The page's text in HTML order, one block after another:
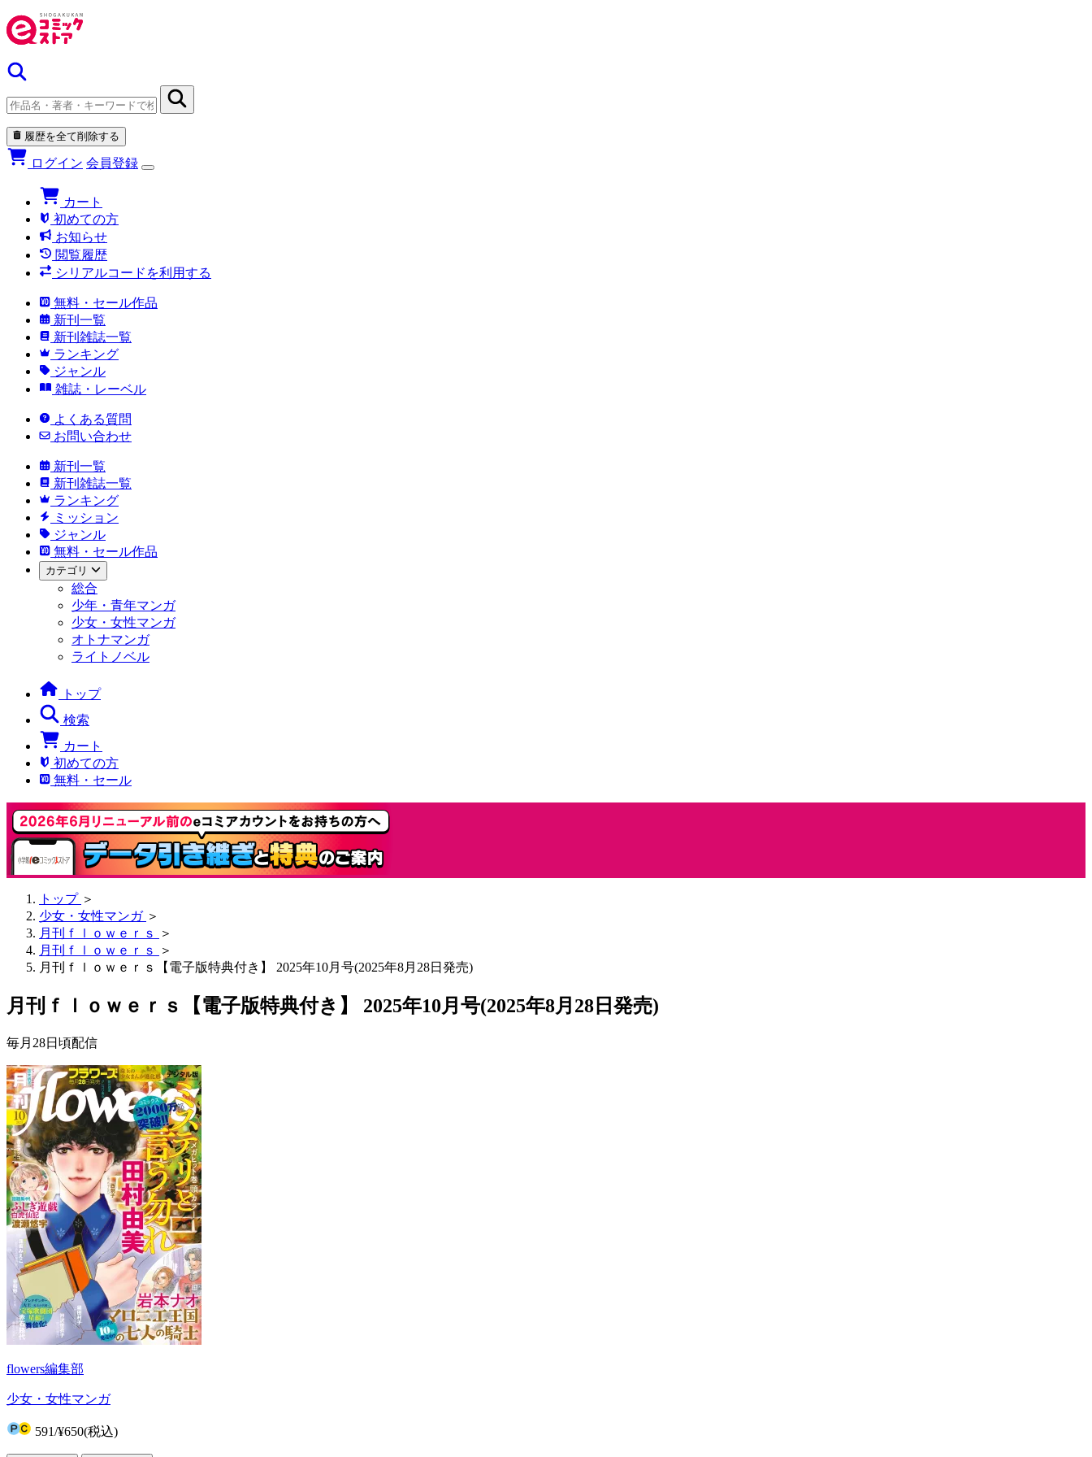
履歴を全て削除する
ログイン 会員登録
カート
初めての方
お知らせ
閲覧履歴
シリアルコードを利用する
無料・セール作品
新刊一覧
新刊雑誌一覧
ランキング
ジャンル
雑誌・レーベル
よくある質問
お問い合わせ
新刊一覧
新刊雑誌一覧
ランキング
ミッション
ジャンル
無料・セール作品
カテゴリ
総合
少年・青年マンガ
少女・女性マンガ
オトナマンガ
ライトノベル
トップ
検索
カート
初めての方
無料・セール
トップ ＞
少女・女性マンガ ＞
月刊ｆｌｏｗｅｒｓ
＞
月刊ｆｌｏｗｅｒｓ
＞
月刊ｆｌｏｗｅｒｓ【電子版特典付き】 2025年10月号(2025年8月28日発売)
月刊ｆｌｏｗｅｒｓ【電子版特典付き】 2025年10月号(2025年8月28日発売)
毎月28日頃配信
flowers編集部
少女・女性マンガ
591/¥650(税込)